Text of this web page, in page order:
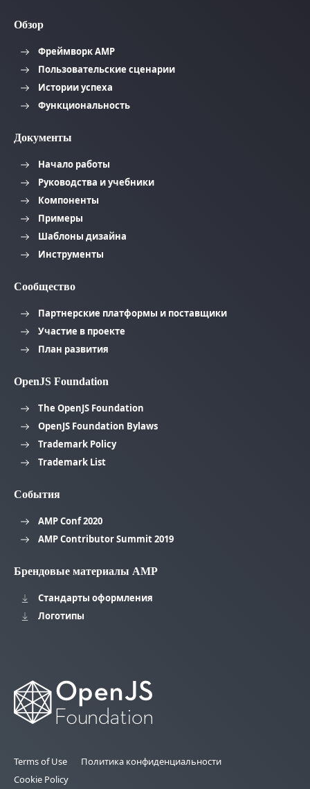
Обзор
Фреймворк AMP
Пользовательские сценарии
Истории успеха
Функциональность
Документы
Начало работы
Руководства и учебники
Компоненты
Примеры
Шаблоны дизайна
Инструменты
Сообщество
Партнерские платформы и поставщики
Участие в проекте
План развития
OpenJS Foundation
The OpenJS Foundation
OpenJS Foundation Bylaws
Trademark Policy
Trademark List
События
AMP Conf 2020
AMP Contributor Summit 2019
Брендовые материалы AMP
Стандарты оформления
Логотипы
Terms of Use
Политика конфиденциальности
Cookie Policy